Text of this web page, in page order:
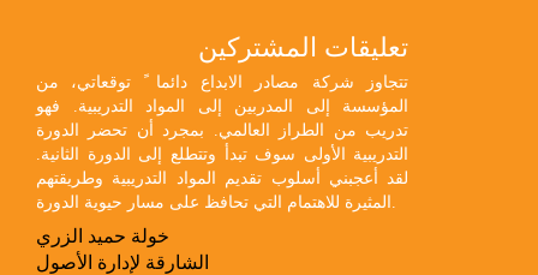
تعليقات المشتركين
تتجاوز شركة مصادر الابداع دائما ً توقعاتي، من
المؤسسة إلى المدربين إلى المواد التدريبية. فهو
تدريب من الطراز العالمي. بمجرد أن تحضر الدورة
التدريبية الأولى سوف تبدأ وتتطلع إلى الدورة الثانية.
لقد أعجبني أسلوب تقديم المواد التدريبية وطريقتهم
خولة حميد الزري
الشارقة لإدارة الأصول